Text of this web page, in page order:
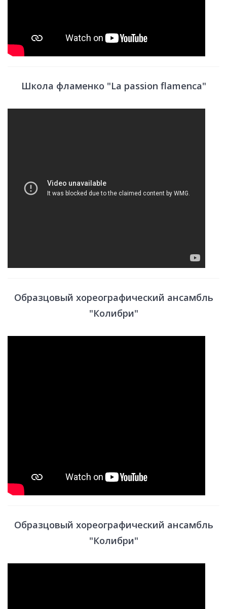
Школа фламенко "La passion flamenca"
Образцовый хореографический ансамбль
"Колибри"
Образцовый хореографический ансамбль
"Колибри"